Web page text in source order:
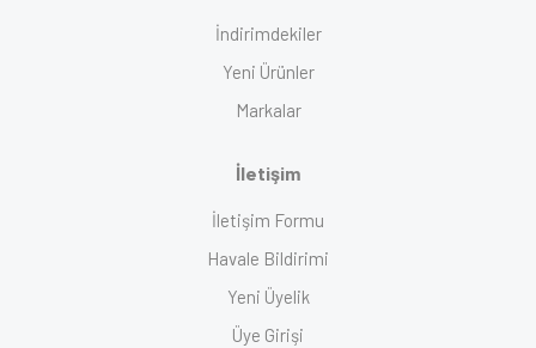
İndirimdekiler
Yeni Ürünler
Markalar
İletişim
İletişim Formu
Havale Bildirimi
Yeni Üyelik
Üye Girişi